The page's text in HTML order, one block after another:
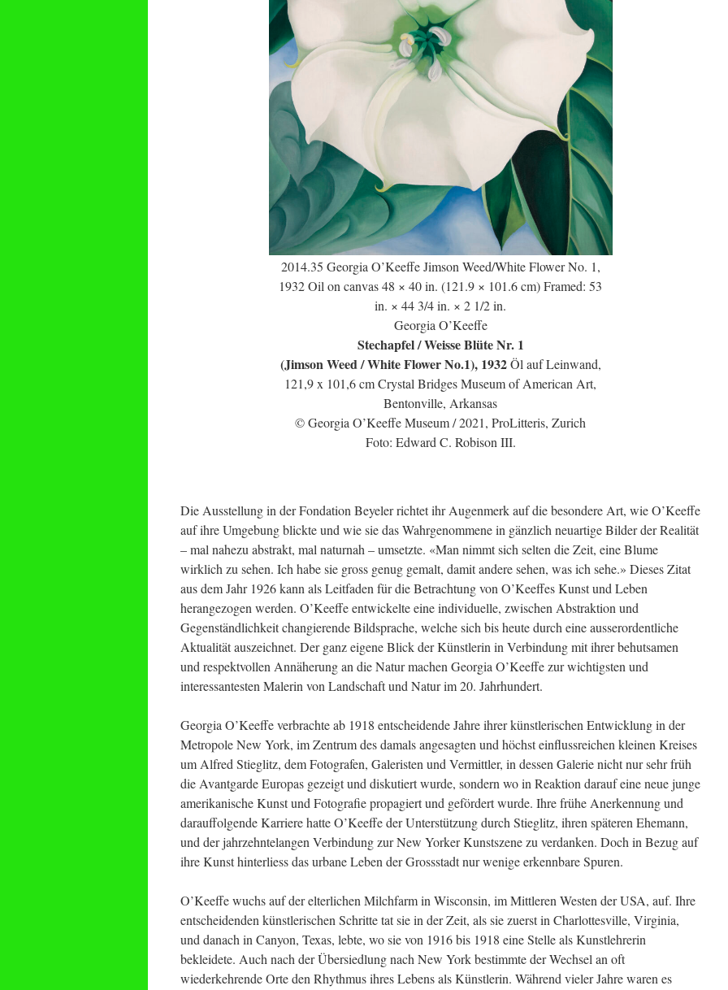
2014.35 Georgia O’Keeffe Jimson Weed/White Flower No. 1,
1932 Oil on canvas 48 × 40 in. (121.9 × 101.6 cm) Framed: 53
in. × 44 3/4 in. × 2 1/2 in.
Georgia O’Keeffe
Stechapfel / Weisse Blüte Nr. 1
(Jimson Weed / White Flower No.1), 1932Öl auf Leinwand,
121,9 x 101,6 cm Crystal Bridges Museum of American Art,
Bentonville, Arkansas
© Georgia O’Keeffe Museum / 2021, ProLitteris, Zurich
Foto: Edward C. Robison III.
Die Ausstellung in der Fondation Beyeler richtet ihr Augenmerk auf die besondere Art, wie O’Keeffe
auf ihre Umgebung blickte und wie sie das Wahrgenommene in gänzlich neuartige Bilder der Realität
– mal nahezu abstrakt, mal naturnah – umsetzte. «Man nimmt sich selten die Zeit, eine Blume
wirklich zu sehen. Ich habe sie gross genug gemalt, damit andere sehen, was ich sehe.» Dieses Zitat
aus dem Jahr 1926 kann als Leitfaden für die Betrachtung von O’Keeffes Kunst und Leben
herangezogen werden. O’Keeffe entwickelte eine individuelle, zwischen Abstraktion und
Gegenständlichkeit changierende Bildsprache, welche sich bis heute durch eine ausserordentliche
Aktualität auszeichnet. Der ganz eigene Blick der Künstlerin in Verbindung mit ihrer behutsamen
und respektvollen Annäherung an die Natur machen Georgia O’Keeffe zur wichtigsten und
interessantesten Malerin von Landschaft und Natur im 20. Jahrhundert.
Georgia O’Keeffe verbrachte ab 1918 entscheidende Jahre ihrer künstlerischen Entwicklung in der
Metropole New York, im Zentrum des damals angesagten und höchst einflussreichen kleinen Kreises
um Alfred Stieglitz, dem Fotografen, Galeristen und Vermittler, in dessen Galerie nicht nur sehr früh
die Avantgarde Europas gezeigt und diskutiert wurde, sondern wo in Reaktion darauf eine neue junge
amerikanische Kunst und Fotografie propagiert und gefördert wurde. Ihre frühe Anerkennung und
darauffolgende Karriere hatte O’Keeffe der Unterstützung durch Stieglitz, ihren späteren Ehemann,
und der jahrzehntelangen Verbindung zur New Yorker Kunstszene zu verdanken. Doch in Bezug auf
ihre Kunst hinterliess das urbane Leben der Grossstadt nur wenige erkennbare Spuren.
O’Keeffe wuchs auf der elterlichen Milchfarm in Wisconsin, im Mittleren Westen der USA, auf. Ihre
entscheidenden künstlerischen Schritte tat sie in der Zeit, als sie zuerst in Charlottesville, Virginia,
und danach in Canyon, Texas, lebte, wo sie von 1916 bis 1918 eine Stelle als Kunstlehrerin
bekleidete. Auch nach der Übersiedlung nach New York bestimmte der Wechsel an oft
wiederkehrende Orte den Rhythmus ihres Lebens als Künstlerin. Während vieler Jahre waren es